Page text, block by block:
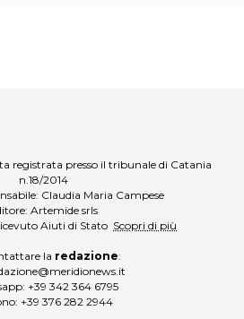
registrata presso il tribunale di Catania
n.18/2014
Claudia Maria Campese
Artemide srls
Aiuti di Stato Scopri di più
la redazione:
+39 342 364 6795
+39 376 282 2944